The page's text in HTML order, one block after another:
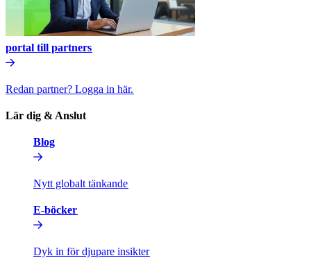
portal till partners​​
Redan partner? Logga in här.​​
Lär dig & Anslut​​
Blog​​
Nytt globalt tänkande​​
E-böcker​​
Dyk in för djupare insikter​​